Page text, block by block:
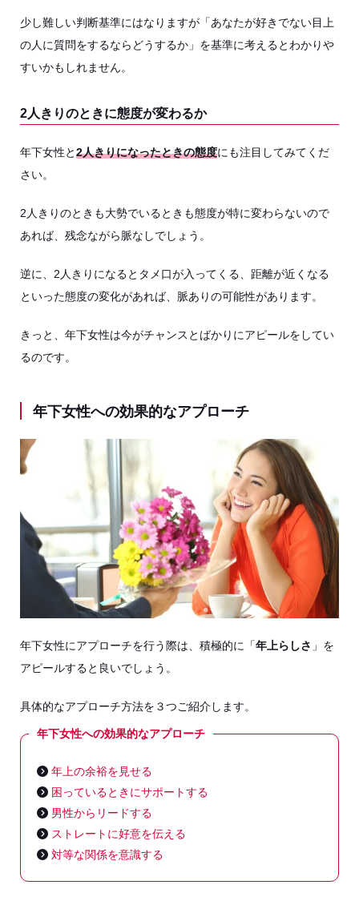
少し難しい判断基準にはなりますが「あなたが好きでない目上
の人に質問をするならどうするか」を基準に考えるとわかりや
すいかもしれません。
2人きりのときに態度が変わるか
年下女性と2人きりになったときの態度にも注目してみてくだ
さい。
2人きりのときも大勢でいるときも態度が特に変わらないので
あれば、残念ながら脈なしでしょう。
逆に、2人きりになるとタメ口が入ってくる、距離が近くなる
といった態度の変化があれば、脈ありの可能性があります。
きっと、年下女性は今がチャンスとばかりにアピールをしてい
るのです。
年下女性への効果的なアプローチ
年下女性にアプローチを行う際は、積極的に「年上らしさ 」を
アピールすると良いでしょう。
具体的なアプローチ方法を３つご紹介します。
年下女性への効果的なアプローチ
年上の余裕を見せる
困っているときにサポートする
男性からリードする
ストレートに好意を伝える
対等な関係を意識する